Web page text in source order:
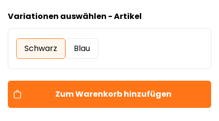
Variationen auswählen - Artikel
Schwarz Blau
Zum Warenkorb hinzufügen